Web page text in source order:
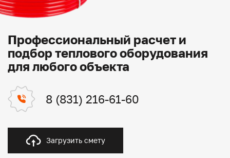
Профессиональный расчет и
подбор теплового оборудования
для любого объекта
8 (831) 216-61-60
Загрузить смету